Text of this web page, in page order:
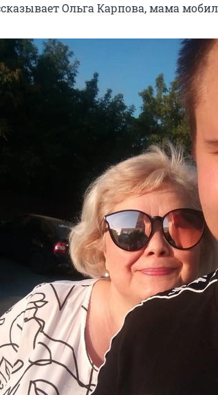
Ольга Карпова, мама